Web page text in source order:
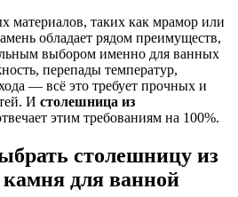
материалов, таких как мрамор или
обладает рядом преимуществ,
выбором именно для ванных
перепады температур,
— всё это требует прочных и
И столешница из
этим требованиям на 100%.
столешницу из
камня для ванной